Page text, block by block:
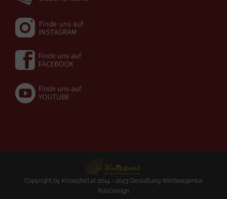
Copyright by Knoepferl.at 2014 - 2023 Gestaltung Werbeagentur
PulsDesign